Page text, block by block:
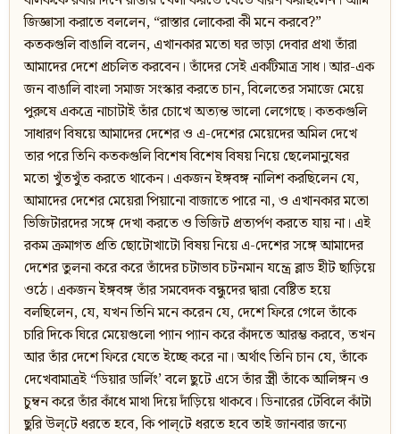
জিজ্ঞাসা করাতে বললেন, “রাস্তার লোকেরা কী মনে করবে?”
কতকগুলি বাঙালি বলেন, এখানকার মতো ঘর ভাড়া দেবার প্রথা তাঁরা
আমাদের দেশে প্রচলিত করবেন। তাঁদের সেই একটিমাত্র সাধ। আর-এক
জন বাঙালি বাংলা সমাজ সংস্কার করতে চান, বিলেতের সমাজে মেয়ে
পুরুষে একত্রে নাচাটাই তাঁর চোখে অত্যন্ত ভালো লেগেছে। কতকগুলি
সাধারণ বিষয়ে আমাদের দেশের ও এ-দেশের মেয়েদের অমিল দেখে
তার পরে তিনি কতকগুলি বিশেষ বিশেষ বিষয় নিয়ে ছেলেমানুষের
মতো খুঁতখুঁত করতে থাকেন। একজন ইঙ্গবঙ্গ নালিশ করছিলেন যে,
আমাদের দেশের মেয়েরা পিয়ানো বাজাতে পারে না, ও এখানকার মতো
ভিজিটারদের সঙ্গে দেখা করতে ও ভিজিট প্রত্যর্পণ করতে যায় না। এই
রকম ক্রমাগত প্রতি ছোটোখাটো বিষয় নিয়ে এ-দেশের সঙ্গে আমাদের
দেশের তুলনা করে করে তাঁদের চটাভাব চটনমান যন্ত্রে ব্লাড হীট ছাড়িয়ে
ওঠে। একজন ইঙ্গবঙ্গ তাঁর সমবেদক বন্ধুদের দ্বারা বেষ্টিত হয়ে
বলছিলেন, যে, যখন তিনি মনে করেন যে, দেশে ফিরে গেলে তাঁকে
চারি দিকে ঘিরে মেয়েগুলো প্যান প্যান করে কাঁদতে আরম্ভ করবে, তখন
আর তাঁর দেশে ফিরে যেতে ইচ্ছে করে না। অর্থাৎ তিনি চান যে, তাঁকে
দেখেবামাত্রই “ডিয়ার ডার্লিং’ বলে ছুটে এসে তাঁর স্ত্রী তাঁকে আলিঙ্গন ও
চুম্বন করে তাঁর কাঁধে মাথা দিয়ে দাঁড়িয়ে থাকবে। ডিনারের টেবিলে কাঁটা
ছুরি উল্‌টে ধরতে হবে, কি পাল্‌টে ধরতে হবে তাই জানবার জন্যে